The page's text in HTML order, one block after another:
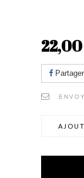
Partager